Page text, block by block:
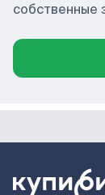
собственные